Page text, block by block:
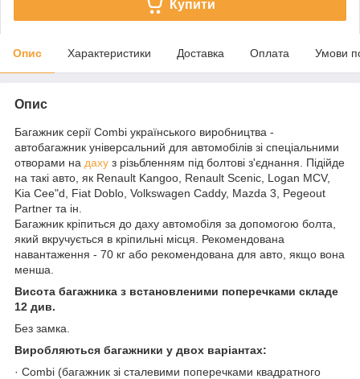
Купити
Опис Характеристики Доставка Оплата Умови
Опис
Багажник серії Combi українського виробництва -
автобагажник універсальний для автомобілів зі спеціальними
отворами на даху з різьбленням під болтові з'єднання. Підійде
на такі авто, як Renault Kangoo, Renault Scenic, Logan MCV,
Kia Cee"d, Fiat Doblo, Volkswagen Caddy, Mazda 3, Pegeout
Partner та ін.
Багажник кріпиться до даху автомобіля за допомогою болта,
який вкручується в кріпильні місця. Рекомендована
навантаження - 70 кг або рекомендована для авто, якщо вона
менша.
Висота багажника з встановленими поперечками складе
12 див.
Без замка.
Виробляються багажники у двох варіантах:
· Combi (багажник зі сталевими поперечками квадратного